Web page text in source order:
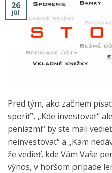
26
júl
Pred tým, ako začnem
sporiť“, „Kde investovať“
peniazmi“ by ste mali
neinvestovať“ a „Kam
že vedieť, kde Vám Vaše
výnos, v horšom prípade